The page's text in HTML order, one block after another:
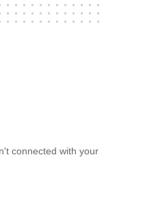
connected with your